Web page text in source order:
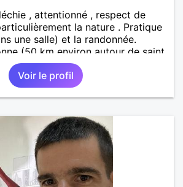
, attentionné , respect de
la nature . Pratique
une salle) et la randonnée.
(50 km environ autour de saint
le reste de ma vie , sereinement ,
et confiance.
Voir le profil